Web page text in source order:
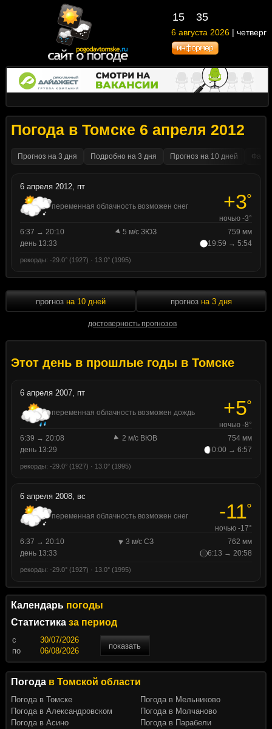
15 35
6 августа 2026 | четверг
Погода в Томске 6 апреля 2012
Прогноз на 3 дня Подробно на 3 дня Прогноз на 10 дней
6 апреля 2012, пт
переменная облачность возможен снег +3°
ночью -3°
6:37 → 20:10
5 м/с ЗЮЗ
759 мм
день 13:33
19:59 → 5:54
рекорды: -29.0° (1927) · 13.0° (1995)
прогноз на 10 дней
достоверность прогнозов
прогноз на 3 дня
Этот день в прошлые годы в Томске
6 апреля 2007, пт
переменная облачность возможен дождь +5°
ночью -8°
6:39 → 20:08
2 м/с ВЮВ
754 мм
день 13:29
0:00 → 6:57
рекорды: -29.0° (1927) · 13.0° (1995)
6 апреля 2008, вс
переменная облачность возможен снег -11°
ночью -17°
6:37 → 20:10
3 м/с СЗ
762 мм
день 13:33
6:13 → 20:58
рекорды: -29.0° (1927) · 13.0° (1995)
Календарь погоды
Статистика за период
c
показать
по
Погода в Томской области
Погода в Томске
Погода в Александровском
Погода в Асино
Погода в Мельниково
Погода в Молчаново
Погода в Парабели